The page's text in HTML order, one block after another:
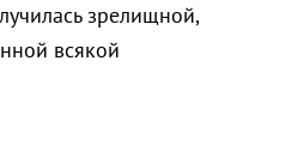
зрелищной,
всякой